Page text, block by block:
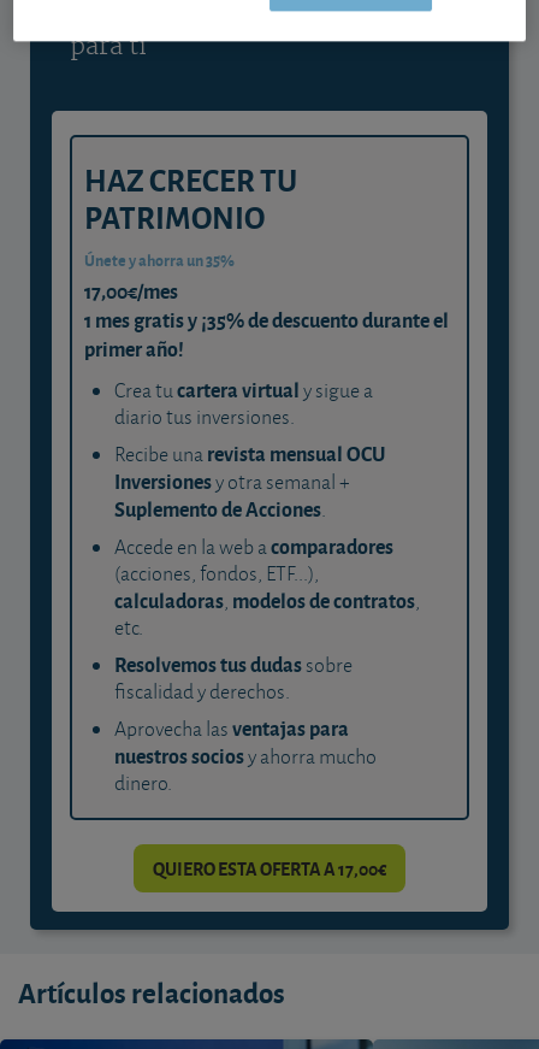
y consigue que cada euro trabaje
para ti
HAZ CRECER TU
PATRIMONIO
Únete y ahorra un 35%
17,00€/mes
1 mes gratis y ¡35% de descuento durante el
primer año!
Crea tucartera virtualy sigue a
diario tus inversiones.
Recibe unarevista mensual OCU
Inversionesy otra semanal +
Suplemento de Acciones.
Accede en la web acomparadores
(acciones, fondos, ETF...),
calculadoras, modelos de contratos,
etc.
Resolvemos tus dudassobre
fiscalidad y derechos.
Aprovecha lasventajas para
nuestros sociosy ahorra mucho
dinero.
QUIERO ESTA OFERTA A 17,00€
Artículos relacionados